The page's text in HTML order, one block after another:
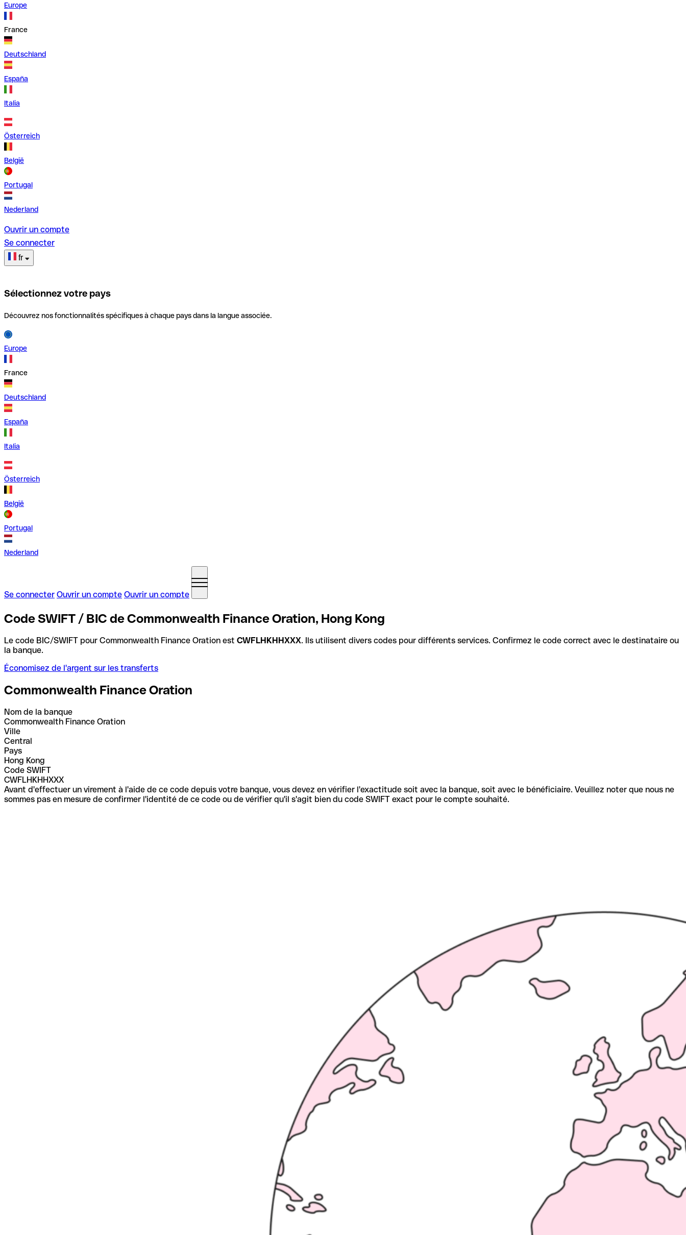
Europe
France
Deutschland
España
Italia
Österreich
België
Portugal
Nederland
Ouvrir un compte
Se connecter
fr
Sélectionnez votre pays
Découvrez nos fonctionnalités spécifiques à chaque pays dans la langue associée.
Europe
France
Deutschland
España
Italia
Österreich
België
Portugal
Nederland
Se connecter Ouvrir un compte Ouvrir un compte
Code SWIFT / BIC de Commonwealth Finance Oration, Hong Kong
Le code BIC/SWIFT pour Commonwealth Finance Oration est CWFLHKHHXXX. Ils utilisent divers codes pour différents services. Confirmez le code correct avec le destinataire ou
la banque.
Économisez de l'argent sur les transferts
Commonwealth Finance Oration
Nom de la banque
Commonwealth Finance Oration
Ville
Central
Pays
Hong Kong
Code SWIFT
CWFLHKHHXXX
Avant d'effectuer un virement à l'aide de ce code depuis votre banque, vous devez en vérifier l'exactitude soit avec la banque, soit avec le bénéficiaire. Veuillez noter que nous ne
sommes pas en mesure de confirmer l'identité de ce code ou de vérifier qu'il s'agit bien du code SWIFT exact pour le compte souhaité.